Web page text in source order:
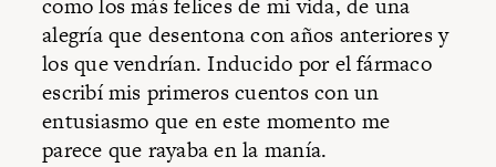
como los más felices de mi vida, de una
alegría que desentona con años anteriores y
los que vendrían. Inducido por el fármaco
escribí mis primeros cuentos con un
entusiasmo que en este momento me
parece que rayaba en la manía.